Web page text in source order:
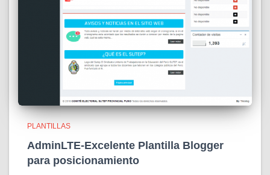
PLANTILLAS
AdminLTE-Excelente Plantilla Blogger
para posicionamiento